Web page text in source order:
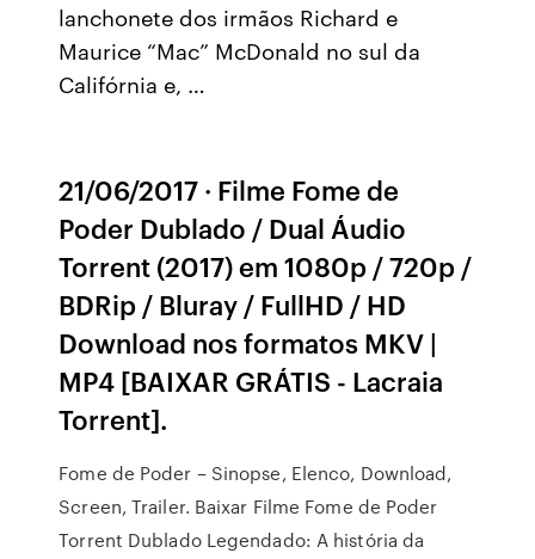
lanchonete dos irmãos Richard e
Maurice “Mac” McDonald no sul da
Califórnia e, …
21/06/2017 · Filme Fome de
Poder Dublado / Dual Áudio
Torrent (2017) em 1080p / 720p /
BDRip / Bluray / FullHD / HD
Download nos formatos MKV |
MP4 [BAIXAR GRÁTIS - Lacraia
Torrent].
Fome de Poder – Sinopse, Elenco, Download,
Screen, Trailer. Baixar Filme Fome de Poder
Torrent Dublado Legendado: A história da